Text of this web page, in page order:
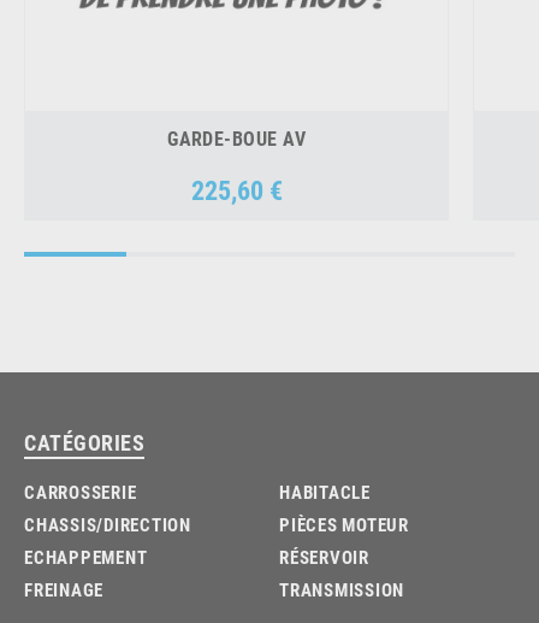
GARDE-BOUE AV
Prix
225,60 €
CATÉGORIES
CARROSSERIE
CHASSIS/DIRECTION
ECHAPPEMENT
FREINAGE
HABITACLE
PIÈCES MOTEUR
RÉSERVOIR
TRANSMISSION